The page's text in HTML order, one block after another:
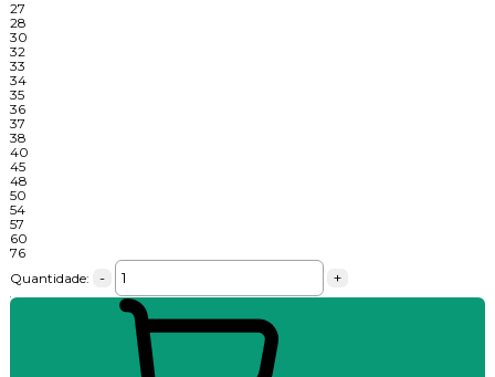
27
28
30
32
33
34
35
36
37
38
40
45
48
50
54
57
60
76
Quantidade:
- +